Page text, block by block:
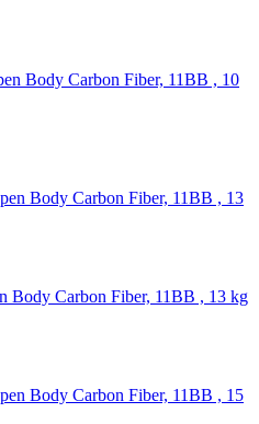
Body Carbon Fiber, 11BB , 10
Body Carbon Fiber, 11BB , 13 kg